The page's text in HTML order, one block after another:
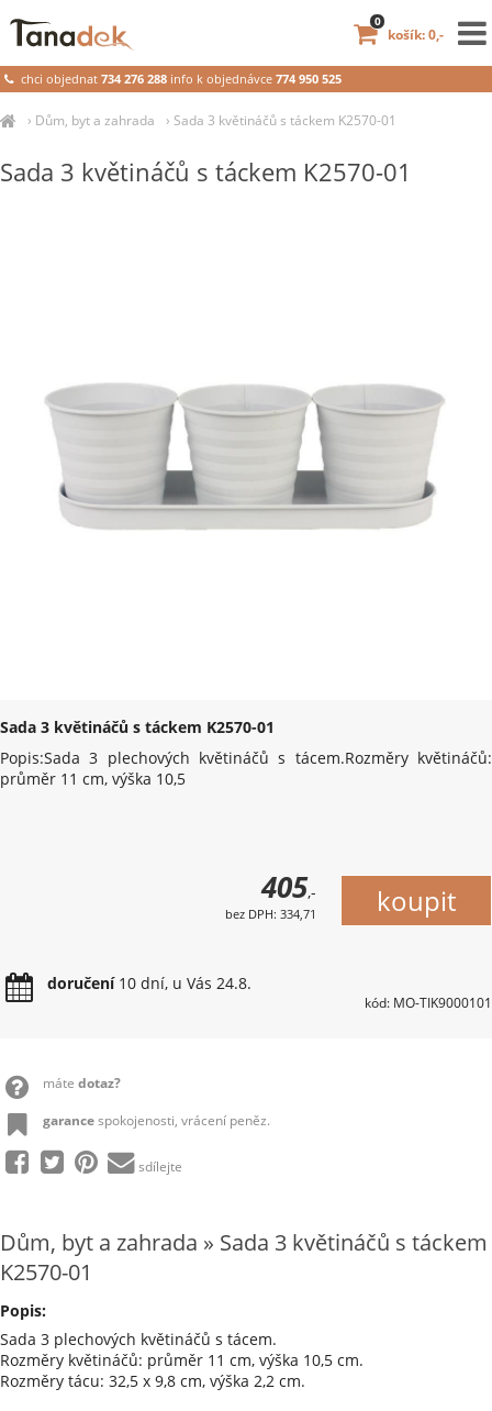
› Dům, byt a zahrada › Sada 3 květináčů s táckem K2570-01
Sada 3 květináčů s táckem K2570-01
Sada 3 květináčů s táckem K2570-01
Popis:Sada 3 plechových květináčů s tácem.Rozměry květináčů:
průměr 11 cm, výška 10,5
405,-
bez DPH: 334,71
doručení10 dní, u Vás 24.8.
kód: MO-TIK9000101
máte dotaz?
garancespokojenosti, vrácení peněz.
sdílejte
Dům, byt a zahrada » Sada 3 květináčů s táckem
K2570-01
Popis:
Sada 3 plechových květináčů s tácem.
Rozměry květináčů: průměr 11 cm, výška 10,5 cm.
Rozměry tácu: 32,5 x 9,8 cm, výška 2,2 cm.
chci objednat734 276 288 info k objednávce 774 950 525
košík: 0,-
0